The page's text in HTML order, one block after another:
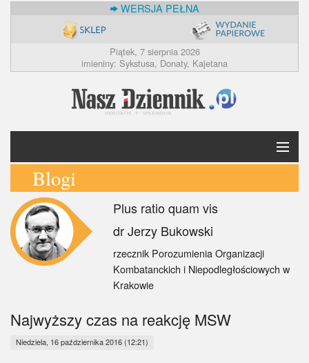
WERSJA PEŁNA
Piątek, 7 sierpnia 2026
imieniny: Sykstusa, Donaty, Kajetana
Krótko
Polska
Świat
Myśl
Wiara
Blogi
Plus ratio quam vis
dr Jerzy Bukowski
rzecznik Porozumienia Organizacji
Kombatanckich i Niepodległościowych w
Krakowie
Najwyższy czas na reakcję MSW
Niedziela, 16 października 2016 (12:21)